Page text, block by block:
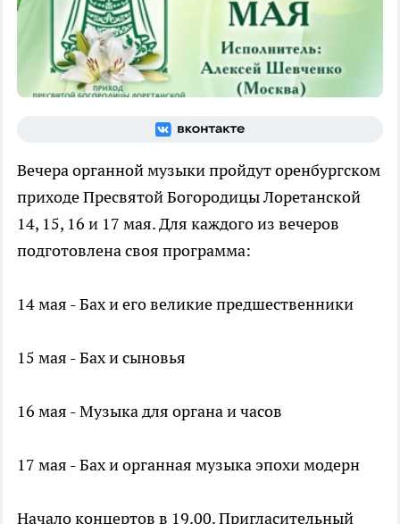
Вечера органной музыки пройдут оренбургском
приходе Пресвятой Богородицы Лоретанской
14, 15, 16 и 17 мая. Для каждого из вечеров
подготовлена своя программа:
14 мая - Бах и его великие предшественники
15 мая - Бах и сыновья
16 мая - Музыка для органа и часов
17 мая - Бах и органная музыка эпохи модерн
Начало концертов в 19.00. Пригласительный